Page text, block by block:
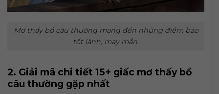
Mơ thấy bồ câu thường mang đến những điềm báo
tốt lành, may mắn.
2. Giải mã chi tiết 15+ giấc mơ thấy bồ
câu thường gặp nhất